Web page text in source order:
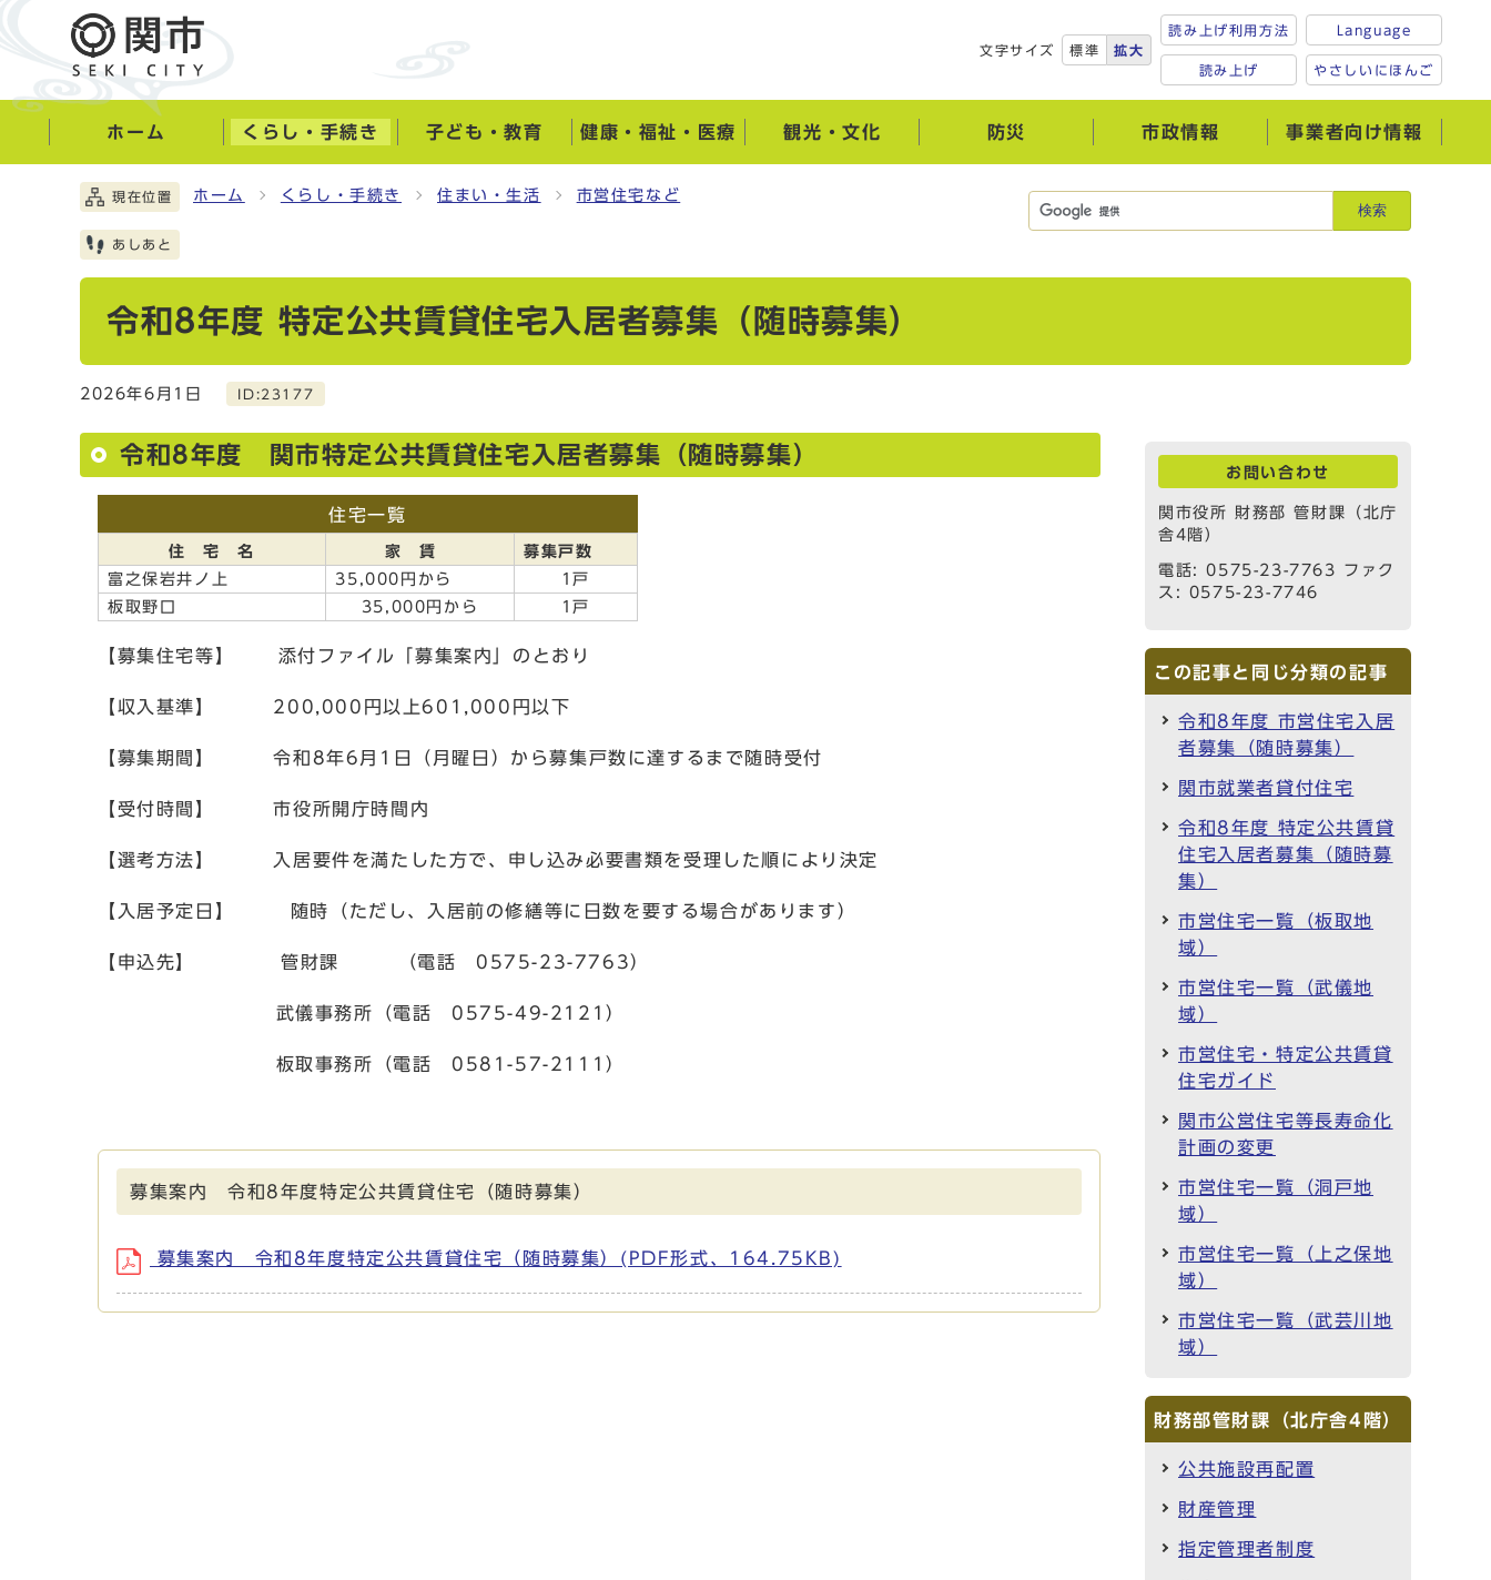
文字サイズ 標準 拡大
読み上げ利用方法
読み上げ
Language
やさしいにほんご
ホーム くらし・手続き 子ども・教育 健康・福祉・医療 観光・文化 防災 市政情報 事業者向け情報
検索
現在位置 ホーム くらし・手続き 住まい・生活 市営住宅など
あしあと
令和8年度 特定公共賃貸住宅入居者募集（随時募集）
2026年6月1日 ID:23177
令和8年度 関市特定公共賃貸住宅入居者募集（随時募集）
住宅一覧
住 宅 名 家 賃
募集戸数
富之保岩井ノ上
35,000円から
1戸
板取野口
35,000円から 1戸
【募集住宅等】 添付ファイル「募集案内」のとおり
【収入基準】 200,000円以上601,000円以下
【募集期間】 令和8年6月1日（月曜日）から募集戸数に達するまで随時受付
【受付時間】 市役所開庁時間内
【選考方法】 入居要件を満たした方で、申し込み必要書類を受理した順により決定
【入居予定日】 随時（ただし、入居前の修繕等に日数を要する場合があります）
【申込先】 管財課 （電話 0575-23-7763）
武儀事務所（電話 0575-49-2121）
板取事務所（電話 0581-57-2111）
募集案内 令和8年度特定公共賃貸住宅（随時募集）
募集案内 令和8年度特定公共賃貸住宅（随時募集）(PDF形式、164.75KB)
お問い合わせ
関市役所 財務部 管財課（北庁
舎4階）
電話: 0575-23-7763 ファク
ス: 0575-23-7746
この記事と同じ分類の記事
令和8年度 市営住宅入居
者募集（随時募集）
関市就業者貸付住宅
令和8年度 特定公共賃貸
住宅入居者募集（随時募
集）
市営住宅一覧（板取地
域）
市営住宅一覧（武儀地
域）
市営住宅・特定公共賃貸
住宅ガイド
関市公営住宅等長寿命化
計画の変更
市営住宅一覧（洞戸地
域）
市営住宅一覧（上之保地
域）
市営住宅一覧（武芸川地
域）
財務部管財課（北庁舎4階）
公共施設再配置
財産管理
指定管理者制度